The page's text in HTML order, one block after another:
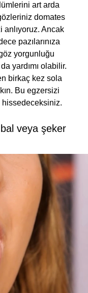
art arda
domates
anlıyoruz. Ancak
pazılarınıza
yorgunluğu
yardımı olabilir.
birkaç kez sola
Bu egzersizi
hissedeceksiniz.
veya şeker